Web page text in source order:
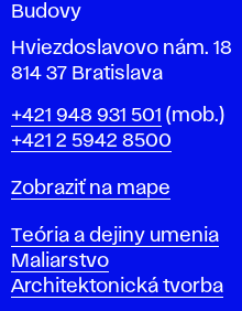
í
v
r
a
i
l
a
v
Budovy
Hviezdoslavovo nám. 18
814 37 Bratislava
Telefón
+421 948 931 501 (mob.)
+421 2 5942 8500
Mapa
Zobraziť na mape
Katedry
Teória a dejiny umenia
Maliarstvo
Architektonická tvorba